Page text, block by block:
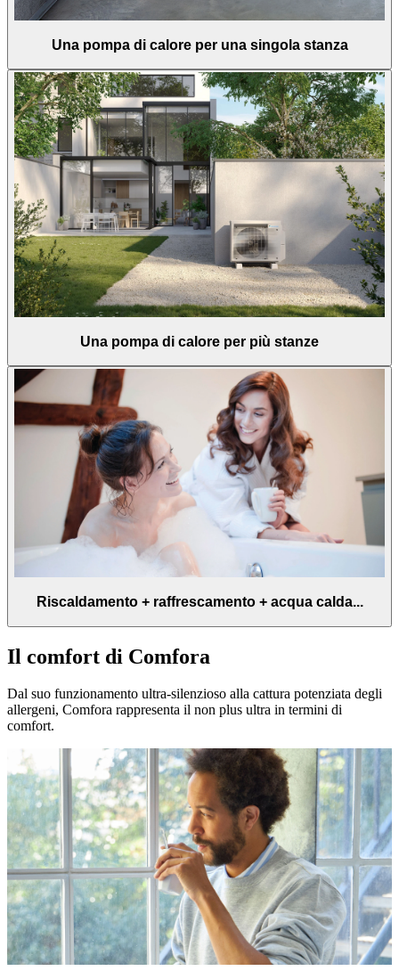
Una pompa di calore per una singola stanza
Una pompa di calore per più stanze
Riscaldamento + raffrescamento + acqua calda...
Il comfort di Comfora
Dal suo funzionamento ultra-silenzioso alla cattura potenziata degli
allergeni, Comfora rappresenta il non plus ultra in termini di
comfort.